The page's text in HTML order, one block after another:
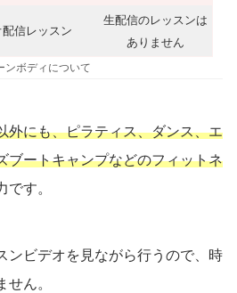
配信レッスン
生配信のレッスンは
ありません
ンボディについて
外にも、ピラティス、ダンス、エ
ブートキャンプなどのフィットネ
です。
ンビデオを見ながら行うので、時
せん。